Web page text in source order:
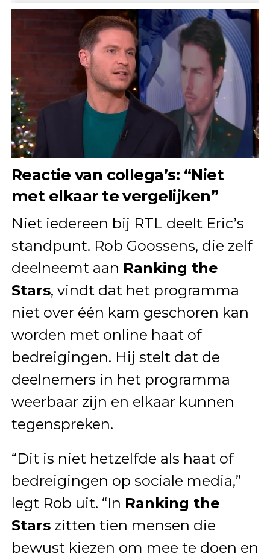
Reactie van collega’s: “Niet
met elkaar te vergelijken”
Niet iedereen bij RTL deelt Eric’s
standpunt. Rob Goossens, die zelf
deelneemt aan Ranking the
Stars, vindt dat het programma
niet over één kam geschoren kan
worden met online haat of
bedreigingen. Hij stelt dat de
deelnemers in het programma
weerbaar zijn en elkaar kunnen
tegenspreken.
“Dit is niet hetzelfde als haat of
bedreigingen op sociale media,”
legt Rob uit. “In Ranking the
Starszitten tien mensen die
bewust kiezen om mee te doen en